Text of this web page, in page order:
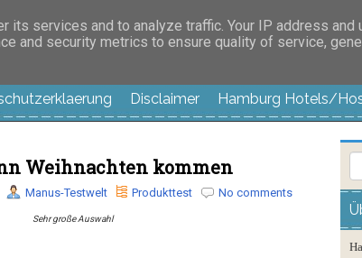
langweilig
Disclaimer Hamburg Hotels/
Weihnachten kommen
Manus-Testwelt Produkttest No comments
Sehr große Auswahl
services and to analyze traffic. Your IP address and
and security metrics to ensure quality of service,